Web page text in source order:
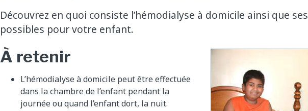
Découvrez en quoi consiste l’hémodialyse à domicile ainsi que
possibles pour votre enfant.
À retenir
L’hémodialyse à domicile peut être effectuée
dans la chambre de l’enfant pendant la
journée ou quand l’enfant dort, la nuit.